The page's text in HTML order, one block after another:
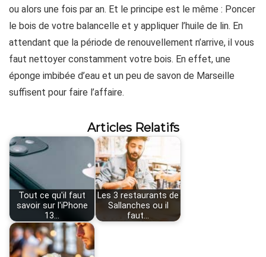
ou alors une fois par an. Et le principe est le même : Poncer
le bois de votre balancelle et y appliquer l’huile de lin. En
attendant que la période de renouvellement n’arrive, il vous
faut nettoyer constamment votre bois. En effet, une
éponge imbibée d’eau et un peu de savon de Marseille
suffisent pour faire l’affaire.
Articles Relatifs
Tout ce qu'il faut
savoir sur l'iPhone
13…
Les 3 restaurants de
Sallanches ou il
faut…